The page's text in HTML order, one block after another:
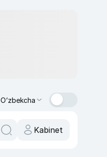
O‘zbekcha
Kabinet